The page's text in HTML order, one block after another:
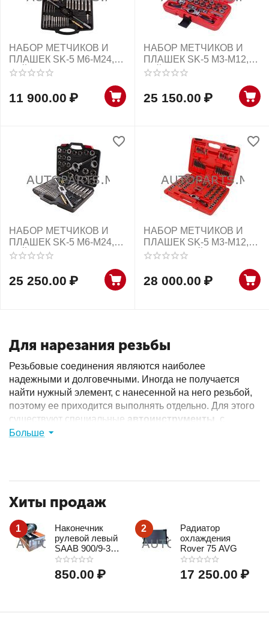
Для нарезания резьбы
Резьбовые соединения являются наиболее
надежными и долговечными. Иногда не получается
найти нужный элемент, с нанесенной на него резьбой,
поэтому ее приходится выполнять отдельно. Для этого
существуют специальные автоинструменты
, с
помощью которых можно также обновить изношенную
Разновидности
Метчик.Для работы внутри труб и гаек.
Плашка.
Клупп.Для труб и толстых стержней.
Купитьинструменты для нарезания резьбы по
низким ценам можно в интернет-магазине
выбор моделей от известных производителей. На все
Больше
НАБОР МЕТЧИКОВ И
ПЛАШЕК SK-5 M6-M24,
КЕЙС, 51 ПРЕДМЕТ
11 900.00 ₽
НАБОР МЕТЧИКОВ И
ПЛАШЕК SK-5 M3-M12,
КЕЙС, 40 ПРЕДМЕТОВ
25 150.00 ₽
НАБОР МЕТЧИКОВ И
ПЛАШЕК SK-5 M6-M24,
КЕЙС, 51 ПРЕДМЕТ
25 250.00 ₽
НАБОР МЕТЧИКОВ И
ПЛАШЕК SK-5 M3-M12,
1/8"-1/2", КЕЙС, 75
28 000.00 ₽
Хиты продаж
1
Наконечник
рулевой левый
SAAB 900/9-3
MAPCO
850.00 ₽
2
Радиатор
охлаждения
Rover 75 AVG
17 250.00 ₽